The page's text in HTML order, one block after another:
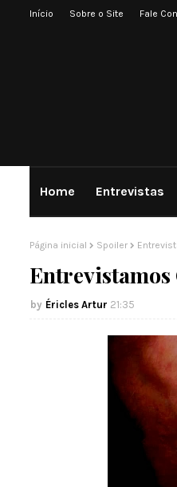
Início Sobre o Site Fale
Home Entrevistas
Página inicial Spoiler
Éricles Artur 21:35